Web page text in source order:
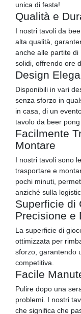
unica di festa!
Qualità e
I nostri tavoli da
alta qualità,
anche alle partite
solidi, offrendo ore
Design
Disponibili in vari
senza sforzo in
in casa, di un
tavolo da beer
Facilmente
Montare
I nostri tavoli sono
trasportare e
pochi minuti,
anziché sulla
Superficie di
Precisione e
La superficie di
ottimizzata per
sforzo, garantendo
competitiva.
Facile
Pulire dopo una
problemi. I nostri
che significa che